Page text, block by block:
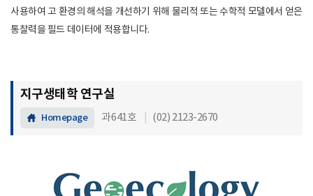
사용하여 고 환경의 해석을 개선하기 위해 물리적 또는 수학적 모델에서 얻은
통찰력을 필드 데이터에 적용합니다.​
지구생태학 연구실
Homepage 과641호 (02) 2123-2670